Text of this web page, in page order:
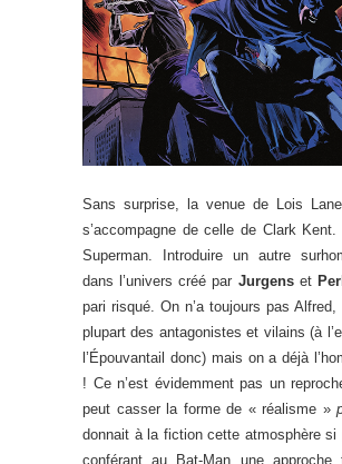
Sans surprise, la venue de Lois
s’accompagne de celle de Clark
Superman. Introduire un autre
dans l’univers créé par Jurgenset
pari risqué. On n’a toujours pas
plupart des antagonistes et vilains (à
l’Épouvantail donc) mais on a déjà
! Ce n’est évidemment pas un
peut casser la forme de « réalisme »
donnait à la fiction cette atmosphère si
conférant au Bat-Man une approche